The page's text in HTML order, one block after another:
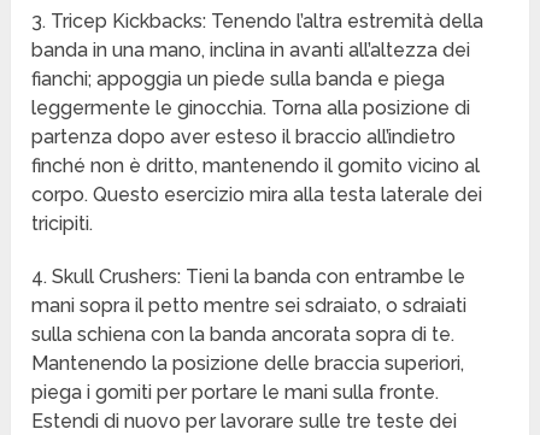
3. Tricep Kickbacks: Tenendo l’altra estremità della
banda in una mano, inclina in avanti all’altezza dei
fianchi; appoggia un piede sulla banda e piega
leggermente le ginocchia. Torna alla posizione di
partenza dopo aver esteso il braccio all’indietro
finché non è dritto, mantenendo il gomito vicino al
corpo. Questo esercizio mira alla testa laterale dei
tricipiti.
4. Skull Crushers: Tieni la banda con entrambe le
mani sopra il petto mentre sei sdraiato, o sdraiati
sulla schiena con la banda ancorata sopra di te.
Mantenendo la posizione delle braccia superiori,
piega i gomiti per portare le mani sulla fronte.
Estendi di nuovo per lavorare sulle tre teste dei